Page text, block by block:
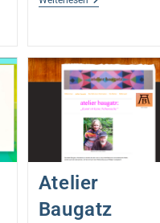
Atelier
Baugatz